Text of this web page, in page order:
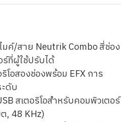
ค์/สาย Neutrik Combo สี่ช่อง
ร์ที่ผู้ใช้ปรับได้
อสองช่องพร้อม EFX การ
ดับ
สเตอริโอสำหรับคอมพิวเตอร์
, 48 KHz)